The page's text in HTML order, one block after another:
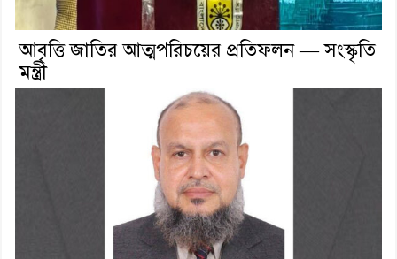
আবৃত্তি জাতির আত্মপরিচয়ের প্রতিফলন — সংস্কৃতি
মন্ত্রী